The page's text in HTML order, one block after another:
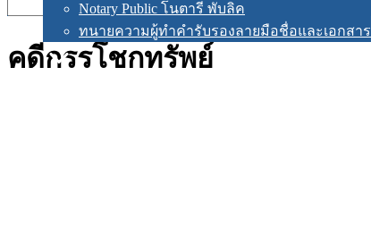
Notary Public โนตารี พับลิค
ทนายความผู้ทำคำรับรองลายมือชื่อและเอกสาร
for:
คดีกรรโชกทรัพย์